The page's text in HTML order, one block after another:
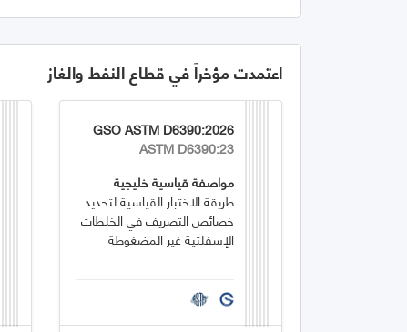
اعتمدت مؤخراً في قطاع النفط والغاز
GSO ASTM D6390:2026
ASTM D6390:23
مواصفة قياسية خليجية
طريقة الاختبار القياسية لتحديد
خصائص التصريف في الخلطات
الإسفلتية غير المضغوطة